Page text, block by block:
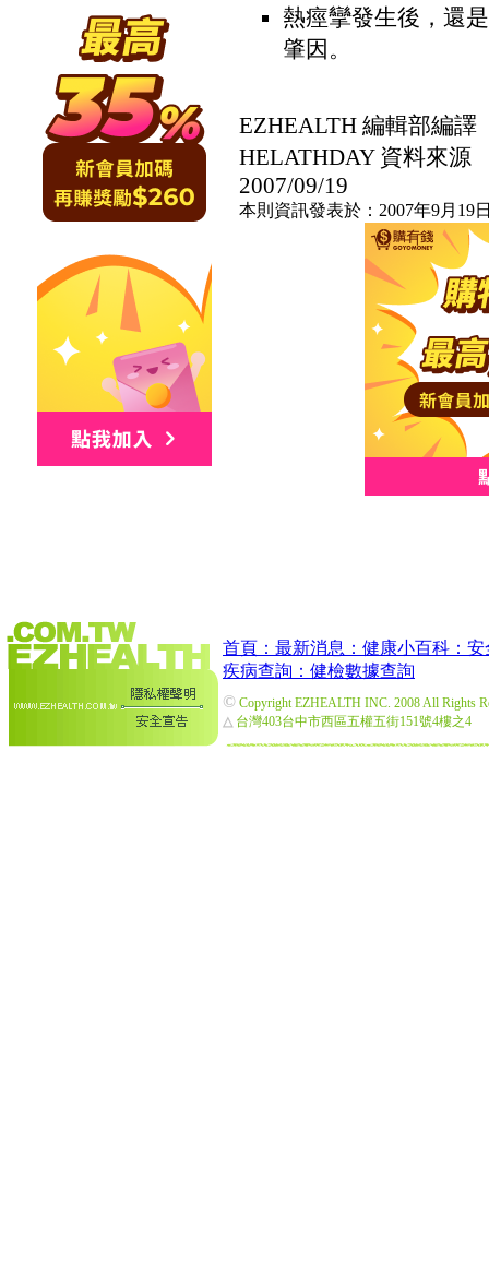
熱痙攣發生後，還
肇因。
EZHEALTH 編輯部編譯
HELATHDAY 資料來源
2007/09/19
本則資訊發表於：2007年9月19
首頁： 最新消息： 健康小百科： 安
疾病查詢： 健檢數據查詢
© Copyright EZHEALTH INC. 2008 All Rights
△ 台灣403台中市西區五權五街151號4樓之4